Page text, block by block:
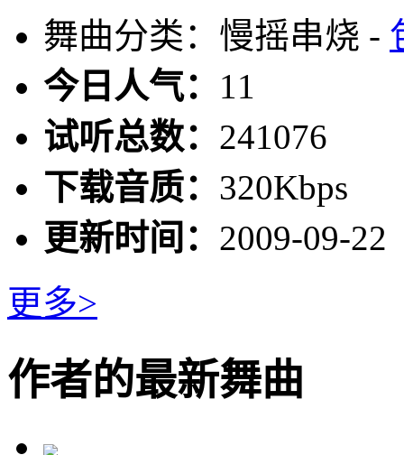
舞曲分类：慢摇串烧 -
今日人气： 11
试听总数： 241076
下载音质： 320Kbps
更新时间： 2009-09-22
更多>
作者的最新舞曲